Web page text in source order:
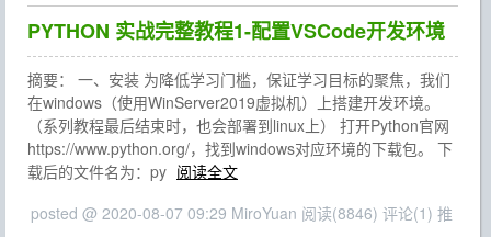
PYTHON 实战完整教程1-配置VSCode开发环境
摘要： 一、安装 为降低学习门槛，保证学习目标的聚焦，我们
在windows（使用WinServer2019虚拟机）上搭建开发环境。
（系列教程最后结束时，也会部署到linux上） 打开Python官网
https://www.python.org/，找到windows对应环境的下载包。 下
载后的文件名为：py 阅读全文
posted @ 2020-08-07 09:29 MiroYuan 阅读(8846) 评论(1) 推